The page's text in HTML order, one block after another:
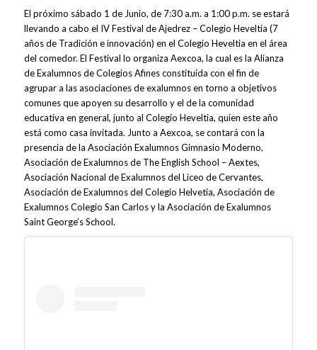
El próximo sábado 1 de Junio, de 7:30 a.m. a 1:00 p.m. se estará
llevando a cabo el IV Festival de Ajedrez – Colegio Heveltia (7
años de Tradición e innovación) en el Colegio Heveltia en el área
del comedor. El Festival lo organiza Aexcoa, la cual es la Alianza
de Exalumnos de Colegios Afines constituida con el fin de
agrupar a las asociaciones de exalumnos en torno a objetivos
comunes que apoyen su desarrollo y el de la comunidad
educativa en general, junto al Colegio Heveltia, quien este año
está como casa invitada. Junto a Aexcoa, se contará con la
presencia de la Asociación Exalumnos Gimnasio Moderno,
Asociación de Exalumnos de The English School – Aextes,
Asociación Nacional de Exalumnos del Liceo de Cervantes,
Asociación de Exalumnos del Colegio Helvetia, Asociación de
Exalumnos Colegio San Carlos y la Asociación de Exalumnos
Saint George’s School.